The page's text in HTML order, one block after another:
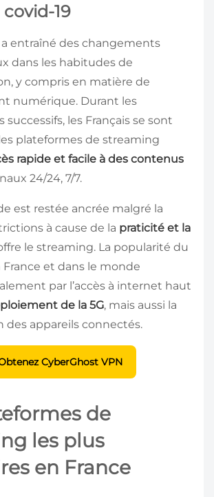
19
entraîné des changements
dans les habitudes de
y compris en matière de
numérique. Durant les
les Français se sont
plateformes de streaming
rapide et facile à des contenus
24/24, 7/7.
est restée ancrée malgré la
à cause de la praticité et la
le streaming. La popularité du
et dans le monde
par l’accès à internet haut
de la 5G, mais aussi la
des appareils connectés.
CyberGhost VPN
de
les plus
en France